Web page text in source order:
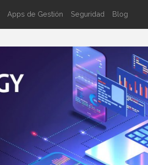
Apps de Gestión Seguridad Blog